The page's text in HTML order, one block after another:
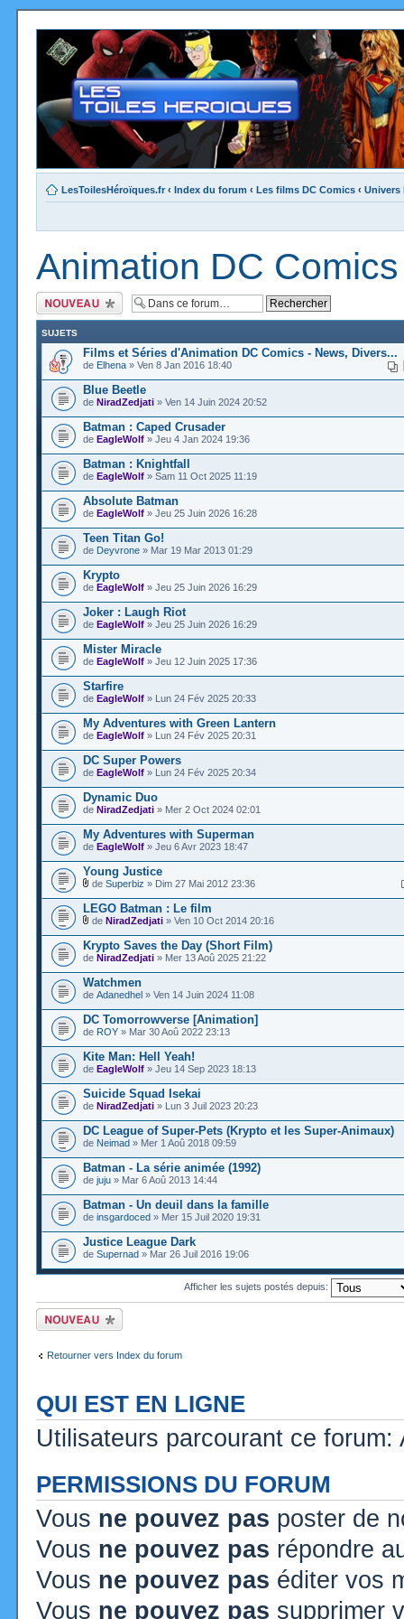
LesToilesHéroïques.fr ‹ Index du forum ‹ Les films DC Comics ‹ Univers
Animation DC Comics
Ecrire un nouveau
sujet
SUJETS
Films et Séries d'Animation DC Comics - News, Divers...
de Elhena » Ven 8 Jan 2016 18:40
Blue Beetle
de NiradZedjati » Ven 14 Juin 2024 20:52
Batman : Caped Crusader
de EagleWolf » Jeu 4 Jan 2024 19:36
Batman : Knightfall
de EagleWolf » Sam 11 Oct 2025 11:19
Absolute Batman
de EagleWolf » Jeu 25 Juin 2026 16:28
Teen Titan Go!
de Deyvrone » Mar 19 Mar 2013 01:29
Krypto
de EagleWolf » Jeu 25 Juin 2026 16:29
Joker : Laugh Riot
de EagleWolf » Jeu 25 Juin 2026 16:29
Mister Miracle
de EagleWolf » Jeu 12 Juin 2025 17:36
Starfire
de EagleWolf » Lun 24 Fév 2025 20:33
My Adventures with Green Lantern
de EagleWolf » Lun 24 Fév 2025 20:31
DC Super Powers
de EagleWolf » Lun 24 Fév 2025 20:34
Dynamic Duo
de NiradZedjati » Mer 2 Oct 2024 02:01
My Adventures with Superman
de EagleWolf » Jeu 6 Avr 2023 18:47
Young Justice
de Superbiz » Dim 27 Mai 2012 23:36
LEGO Batman : Le film
de NiradZedjati » Ven 10 Oct 2014 20:16
Krypto Saves the Day (Short Film)
de NiradZedjati » Mer 13 Aoû 2025 21:22
Watchmen
de Adanedhel » Ven 14 Juin 2024 11:08
DC Tomorrowverse [Animation]
de ROY » Mar 30 Aoû 2022 23:13
Kite Man: Hell Yeah!
de EagleWolf » Jeu 14 Sep 2023 18:13
Suicide Squad Isekai
de NiradZedjati » Lun 3 Juil 2023 20:23
DC League of Super-Pets (Krypto et les Super-Animaux)
de Neimad » Mer 1 Aoû 2018 09:59
Batman - La série animée (1992)
de juju » Mar 6 Aoû 2013 14:44
Batman - Un deuil dans la famille
de insgardoced » Mer 15 Juil 2020 19:31
Justice League Dark
de Supernad » Mar 26 Juil 2016 19:06
Afficher les sujets postés depuis:
Ecrire un nouveau
sujet
Retourner vers Index du forum
QUI EST EN LIGNE
Utilisateurs parcourant ce
PERMISSIONS DU FORUM
Vous ne pouvez pas poster de
Vous ne pouvez pas répondre
Vous ne pouvez pas éditer vos
Vous ne pouvez pas supprimer